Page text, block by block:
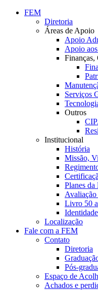
Conteúdo principal
FEM
Diretoria
Áreas de Apoio
Apoio
Apoio
Finanças,
Serviços
Outros
Institucional
História
Missão,
Planes
Livro 50
Localização
Fale com a FEM
Contato
Diretoria
Pós-
Espaço de
Achados e